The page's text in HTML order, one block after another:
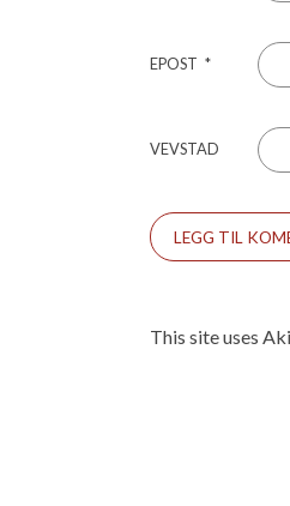
EPOST *
VEVSTAD
This site uses